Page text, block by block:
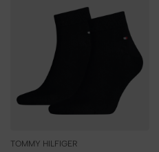
TOMMY HILFIGER